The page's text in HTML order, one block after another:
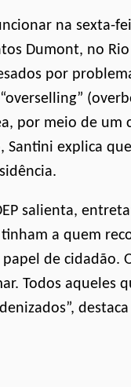
na sexta-
Dumont, no
por
por meio de
Santini explica
salienta,
a quem
de
Todos aqueles